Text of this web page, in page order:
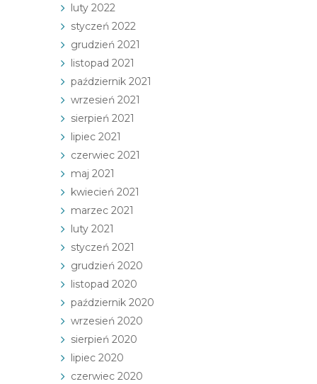
luty 2022
styczeń 2022
grudzień 2021
listopad 2021
październik 2021
wrzesień 2021
sierpień 2021
lipiec 2021
czerwiec 2021
maj 2021
kwiecień 2021
marzec 2021
luty 2021
styczeń 2021
grudzień 2020
listopad 2020
październik 2020
wrzesień 2020
sierpień 2020
lipiec 2020
czerwiec 2020